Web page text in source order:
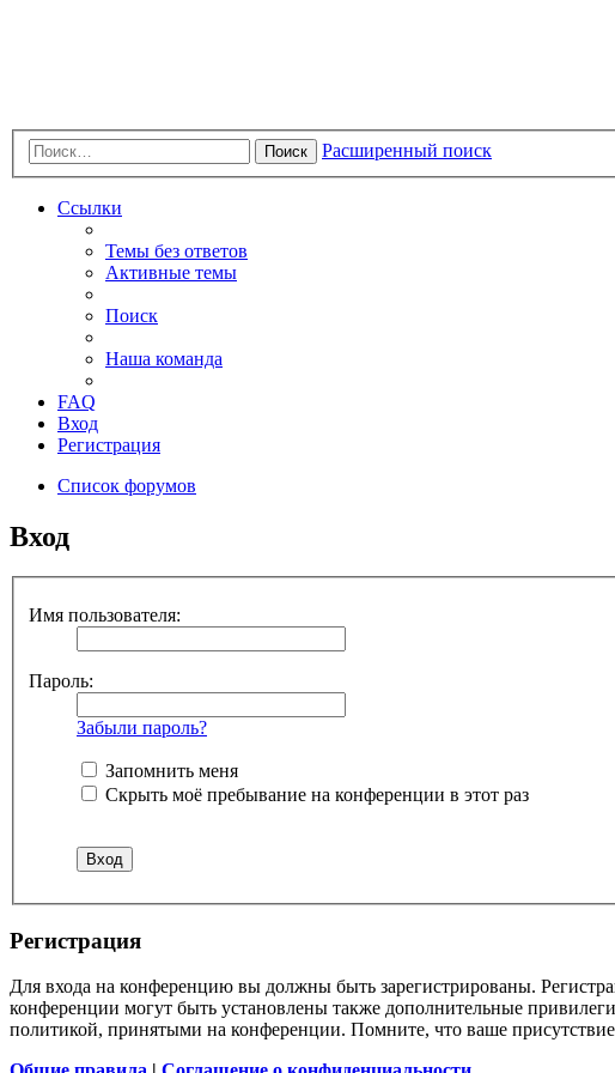
Поиск Расширенный поиск
Ссылки
Темы без ответов
Активные темы
Поиск
Наша команда
FAQ
Вход
Регистрация
Список форумов
Вход
Имя пользователя:
Пароль:
Забыли пароль?
Запомнить меня
Скрыть моё пребывание на конференции в этот раз
Регистрация
Для входа на конференцию вы должны быть зарегистрированы.
конференции могут быть установлены также дополнительные
политикой, принятыми на конференции. Помните, что ваше